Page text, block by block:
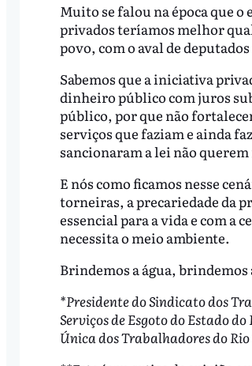
Muito se falou na época que
privados teríamos melhor
povo, com o aval de
Sabemos que a iniciativa
dinheiro público com juros
público, por que não
serviços que faziam e ainda
sancionaram a lei não
E nós como ficamos nesse
torneiras, a precariedade da
essencial para a vida e com a
necessita o meio ambiente.
Brindemos a água,
*Presidente do Sindicato dos
Serviços de Esgoto do Estado do
Única dos Trabalhadores do Rio